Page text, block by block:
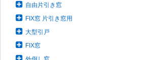
自由片引き窓
FIX窓 片引き窓用
大型引戸
FIX窓